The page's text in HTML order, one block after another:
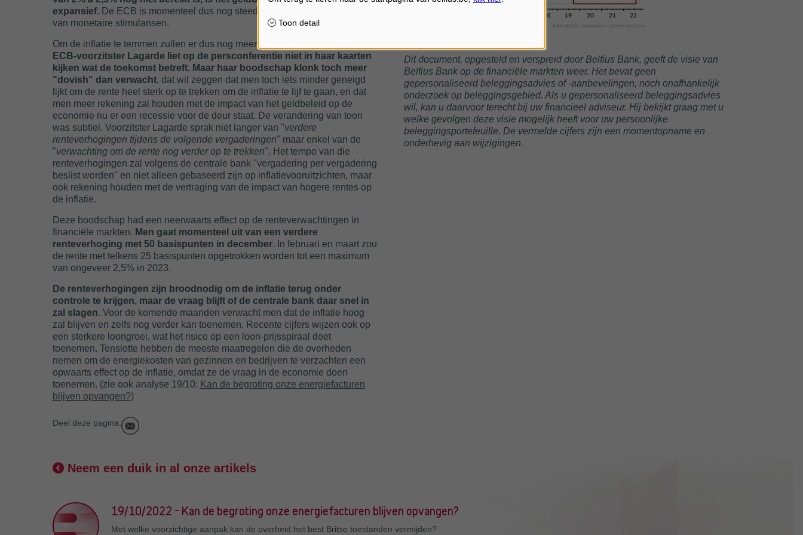
expansief. De ECB is momenteel dus nog steeds bezig met het wegnemen
van monetaire stimulansen.
Om de inflatie te temmen zullen er dus nog meer rentestijgingen nodig zijn.
ECB-voorzitster Lagarde liet op de persconferentie niet in haar kaarten
kijken wat de toekomst betreft. Maar haar boodschap klonk toch meer
"dovish" dan verwacht, dat wil zeggen dat men toch iets minder geneigd
lijkt om de rente heel sterk op te trekken om de inflatie te lijf te gaan, en dat
men meer rekening zal houden met de impact van het geldbeleid op de
economie nu er een recessie voor de deur staat. De verandering van toon
was subtiel. Voorzitster Lagarde sprak niet langer van "verdere
renteverhogingen tijdens de volgende vergaderingen" maar enkel van de
"verwachting om de rente nog verder op te trekken". Het tempo van die
renteverhogingen zal volgens de centrale bank "vergadering per vergadering
beslist worden" en niet alleen gebaseerd zijn op inflatievooruitzichten, maar
ook rekening houden met de vertraging van de impact van hogere rentes op
de inflatie.
Deze boodschap had een neerwaarts effect op de renteverwachtingen in
financiële markten. Men gaat momenteel uit van een verdere
renteverhoging met 50 basispunten in december. In februari en maart zou
de rente met telkens 25 basispunten opgetrokken worden tot een maximum
van ongeveer 2,5% in 2023.
De renteverhogingen zijn broodnodig om de inflatie terug onder
controle te krijgen, maar de vraag blijft of de centrale bank daar snel in
zal slagen. Voor de komende maanden verwacht men dat de inflatie hoog
zal blijven en zelfs nog verder kan toenemen. Recente cijfers wijzen ook op
een sterkere loongroei, wat het risico op een loon-prijsspiraal doet
toenemen. Tenslotte hebben de meeste maatregelen die de overheden
nemen om de energiekosten van gezinnen en bedrijven te verzachten een
opwaarts effect op de inflatie, omdat ze de vraag in de economie doen
toenemen. (zie ook analyse 19/10: Kan de begroting onze energiefacturen
blijven opvangen?)
Dit document, opgesteld en verspreid door Belfius Bank, geeft de visie van
Belfius Bank op de financiële markten weer. Het bevat geen
gepersonaliseerd beleggingsadvies of -aanbevelingen, noch onafhankelijk
onderzoek op beleggingsgebied. Als u gepersonaliseerd beleggingsadvies
wil, kan u daarvoor terecht bij uw financieel adviseur. Hij bekijkt graag met u
welke gevolgen deze visie mogelijk heeft voor uw persoonlijke
beleggingsportefeuille. De vermelde cijfers zijn een momentopname en
onderhevig aan wijzigingen.
Deel deze pagina:
Neem een duik in al onze artikels
19/10/2022 - Kan de begroting onze energiefacturen blijven opvangen?
Met welke voorzichtige aanpak kan de overheid het best Britse toestanden vermijden?